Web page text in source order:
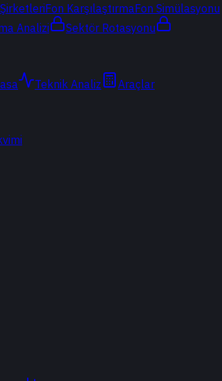
Fon KarşılaştırmaFon Simülasyonu
Analizi Sektör Rotasyonu
Teknik Analiz
Araçlar